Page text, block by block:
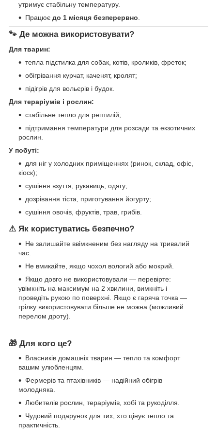
утримує стабільну температуру.
Працює до 1 місяця безперервно.
🐾 Де можна використовувати?
Для тварин:
тепла підстилка для собак, котів, кроликів, фреток;
обігрівання курчат, каченят, кролят;
підігрів для вольєрів і будок.
Для тераріумів і рослин:
стабільне тепло для рептилій;
підтримання температури для розсади та екзотичних
рослин.
У побуті:
для ніг у холодних приміщеннях (ринок, склад, офіс,
кіоск);
сушіння взуття, рукавиць, одягу;
дозрівання тіста, приготування йогурту;
сушіння овочів, фруктів, трав, грибів.
⚠ Як користуватись безпечно?
Не залишайте ввімкненим без нагляду на тривалий
час.
Не вмикайте, якщо чохол вологий або мокрий.
Якщо довго не використовували — перевірте:
увімкніть на максимум на 2 хвилини, вимкніть і
проведіть рукою по поверхні. Якщо є гаряча точка —
грілку використовувати більше не можна (можливий
перелом дроту).
🎁 Для кого це?
Власників домашніх тварин — тепло та комфорт
вашим улюбленцям.
Фермерів та птахівників — надійний обігрів
молодняка.
Любителів рослин, тераріумів, хобі та рукоділля.
Чудовий подарунок для тих, хто цінує тепло та
практичність.